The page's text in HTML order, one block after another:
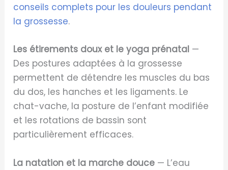
conseils complets pour les douleurs pendant
la grossesse.
Les étirements doux et le yoga prénatal —
Des postures adaptées à la grossesse
permettent de détendre les muscles du bas
du dos, les hanches et les ligaments. Le
chat-vache, la posture de l’enfant modifiée
et les rotations de bassin sont
particulièrement efficaces.
La natation et la marche douce — L’eau